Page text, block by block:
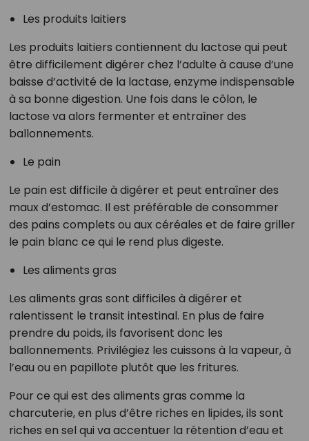
Les produits laitiers
Les produits laitiers contiennent du lactose qui peut
être difficilement digérer chez l’adulte à cause d’une
baisse d’activité de la lactase, enzyme indispensable
à sa bonne digestion. Une fois dans le côlon, le
lactose va alors fermenter et entraîner des
ballonnements.
Le pain
Le pain est difficile à digérer et peut entraîner des
maux d’estomac. Il est préférable de consommer
des pains complets ou aux céréales et de faire griller
le pain blanc ce qui le rend plus digeste.
Les aliments gras
Les aliments gras sont difficiles à digérer et
ralentissent le transit intestinal. En plus de faire
prendre du poids, ils favorisent donc les
ballonnements. Privilégiez les cuissons à la vapeur, à
l’eau ou en papillote plutôt que les fritures.
Pour ce qui est des aliments gras comme la
charcuterie, en plus d’être riches en lipides, ils sont
riches en sel qui va accentuer la rétention d’eau et